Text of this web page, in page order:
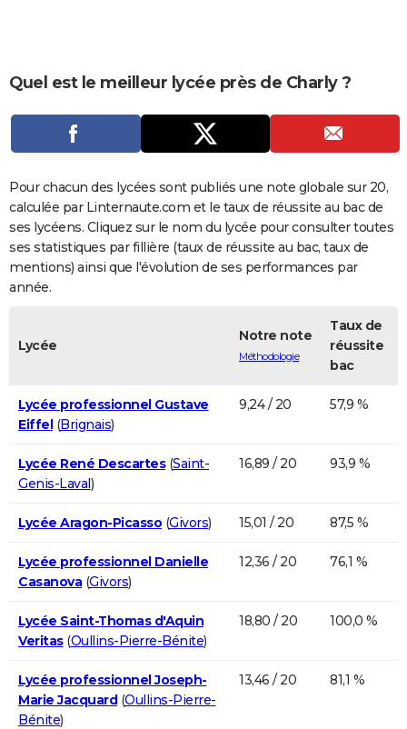
Dictionnaire
Biographies
Expressions
Proverbes
PROGRAMME TV
COPAINS D'AVANT
S'inscrire
Se connecter
Lycées
Collèges
Primaires
Universités
Entreprises
Service militaire
Avis de recherche
AVIS DE DÉCÈS
FORUM
Bricolage
Lifestyle
Culture
Sport
Auto
Television
Voyage
Cinema
Quel est le meilleur lycée près de Charly ?
Pour chacun des lycées sont publiés une note globale sur 20,
calculée par Linternaute.com et le taux de réussite au bac de
ses lycéens. Cliquez sur le nom du lycée pour consulter toutes
ses statistiques par fillière (taux de réussite au bac, taux de
mentions) ainsi que l'évolution de ses performances par
année.
Lycée
Notre note
Méthodologie
Taux de
réussite
bac
Lycée professionnel Gustave
Eiffel(Brignais)
9,24 / 20 57,9 %
Lycée René Descartes(Saint-
Genis-Laval)
16,89 / 20 93,9 %
Lycée Aragon-Picasso (Givors) 15,01 / 20 87,5 %
Lycée professionnel Danielle
Casanova(Givors)
12,36 / 20 76,1 %
Lycée Saint-Thomas d'Aquin
Veritas(Oullins-Pierre-Bénite)
18,80 / 20 100,0 %
Lycée professionnel Joseph-
Marie Jacquard(Oullins-Pierre-
Bénite)
13,46 / 20 81,1 %